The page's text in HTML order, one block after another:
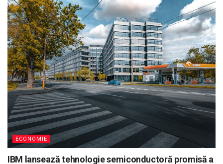
ECONOMIE
IBM lansează tehnologie semiconductoră promisă a